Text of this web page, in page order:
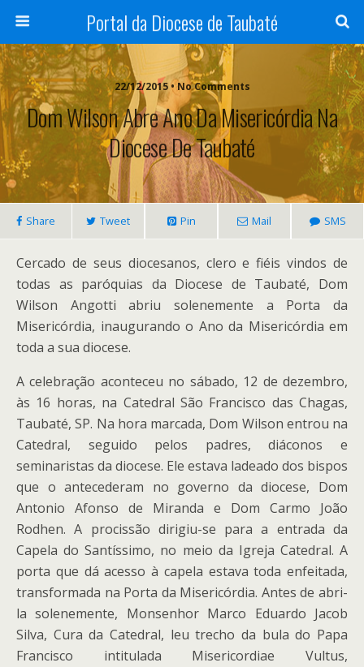
Portal da Diocese de Taubaté
22/12/2015 • No Comments
Dom Wilson Abre Ano Da Misericórdia Na
Diocese De Taubaté
Share Tweet Pin Mail SMS
Cercado de seus diocesanos, clero e fiéis vindos de
todas as paróquias da Diocese de Taubaté, Dom
Wilson Angotti abriu solenemente a Porta da
Misericórdia, inaugurando o Ano da Misericórdia em
toda a sua diocese.
A celebração aconteceu no sábado, 12 de dezembro,
às 16 horas, na Catedral São Francisco das Chagas,
Taubaté, SP. Na hora marcada, Dom Wilson entrou na
Catedral, seguido pelos padres, diáconos e
seminaristas da diocese. Ele estava ladeado dos bispos
que o antecederam no governo da diocese, Dom
Antonio Afonso de Miranda e Dom Carmo João
Rodhen. A procissão dirigiu-se para a entrada da
Capela do Santíssimo, no meio da Igreja Catedral. A
porta que dá acesso à capela estava toda enfeitada,
transformada na Porta da Misericórdia. Antes de abri-
la solenemente, Monsenhor Marco Eduardo Jacob
Silva, Cura da Catedral, leu trecho da bula do Papa
Francisco intitulada Misericordiae Vultus,